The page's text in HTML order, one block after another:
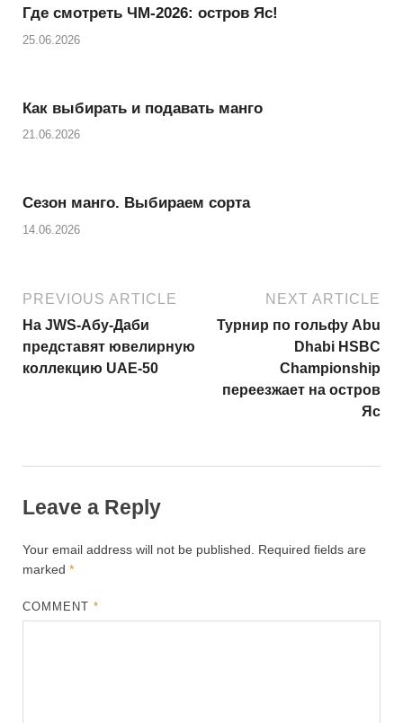
Где смотреть ЧМ-2026: остров Яс!
25.06.2026
Как выбирать и подавать манго
21.06.2026
Сезон манго. Выбираем сорта
14.06.2026
PREVIOUS ARTICLE
На JWS-Абу-Даби
представят ювелирную
коллекцию UAE-50
NEXT ARTICLE
Турнир по гольфу Abu
Dhabi HSBC
Championship
переезжает на остров
Яс
Leave a Reply
Your email address will not be published.
Required fields are
marked *
COMMENT*